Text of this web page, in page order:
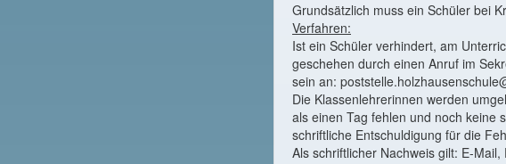
Grundsätzlich muss ein Schüler bei
Verfahren:
Ist ein Schüler verhindert, am
geschehen durch einen Anruf im
sein an:
Die Klassenlehrerinnen werden
als einen Tag fehlen und noch keine
schriftliche Entschuldigung für die
Als schriftlicher Nachweis gilt: E-